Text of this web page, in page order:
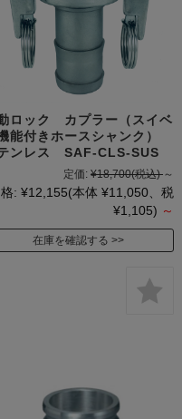
ロック カプラー（スイベ
能付きホースシャンク）
ンレス SAF-CLS-SUS
定価: ¥18,700(税込) ～
: ¥12,155(本体 ¥11,050、税
¥1,105) ～
在庫を確認する